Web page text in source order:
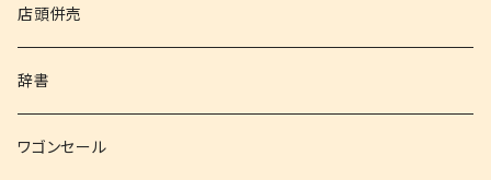
店頭併売
辞書
ワゴンセール